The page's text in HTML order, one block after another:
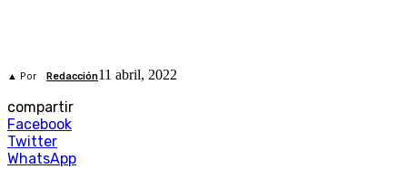
▲ Por Redacción11 abril, 2022
compartir
Facebook
Twitter
WhatsApp